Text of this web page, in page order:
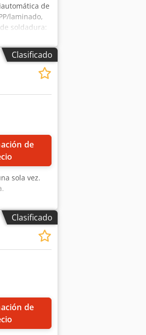
de
laminado,
soldadura:
800
Se
Clasificado
sola vez.
Clasificado